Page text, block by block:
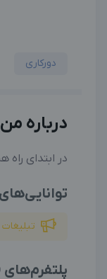
دورکاری
درباره من
در ابتدای
تبلیغات